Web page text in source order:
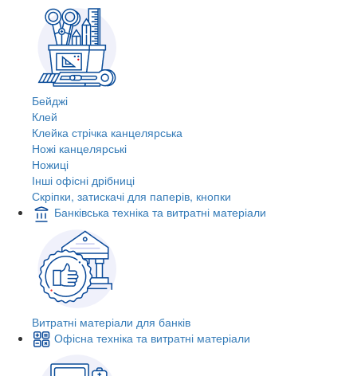
Бейджі
Клей
Клейка стрічка канцелярська
Ножі канцелярські
Ножиці
Інші офісні дрібниці
Скріпки, затискачі для паперів, кнопки
Банківська техніка та витратні матеріали
Витратні матеріали для банків
Офісна техніка та витратні матеріали